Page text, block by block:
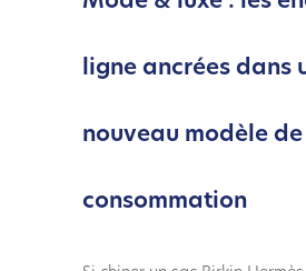
ligne ancrées dans
nouveau modèle de
consommation